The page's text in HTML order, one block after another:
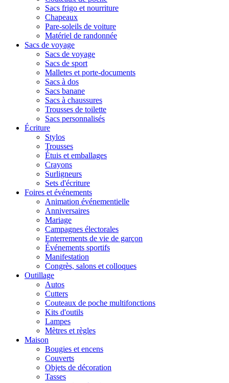
Sacs frigo et nourriture
Chapeaux
Pare-soleils de voiture
Matériel de randonnée
Sacs de voyage
Sacs de voyage
Sacs de sport
Malletes et porte-documents
Sacs à dos
Sacs banane
Sacs à chaussures
Trousses de toilette
Sacs personnalisés
Écriture
Stylos
Trousses
Étuis et emballages
Crayons
Surligneurs
Sets d'écriture
Foires et événements
Animation événementielle
Anniversaires
Mariage
Campagnes électorales
Enterrements de vie de garçon
Événements sportifs
Manifestation
Congrès, salons et colloques
Outillage
Autos
Cutters
Couteaux de poche multifonctions
Kits d'outils
Lampes
Mètres et règles
Maison
Bougies et encens
Couverts
Objets de décoration
Tasses